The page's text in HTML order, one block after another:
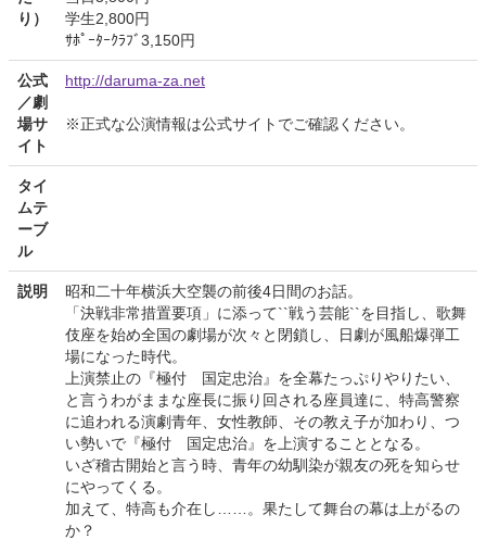
り）
学生2,800円
ｻﾎﾟｰﾀｰｸﾗﾌﾞ3,150円
公式
／劇
場サ
イト
http://daruma-za.net
※正式な公演情報は公式サイトでご確認ください。
タイ
ムテ
ーブ
ル
説明
昭和二十年横浜大空襲の前後4日間のお話。
「決戦非常措置要項」に添って``戦う芸能``を目指し、歌舞
伎座を始め全国の劇場が次々と閉鎖し、日劇が風船爆弾工
場になった時代。
上演禁止の『極付 国定忠治』を全幕たっぷりやりたい、
と言うわがままな座長に振り回される座員達に、特高警察
に追われる演劇青年、女性教師、その教え子が加わり、つ
い勢いで『極付 国定忠治』を上演することとなる。
いざ稽古開始と言う時、青年の幼馴染が親友の死を知らせ
にやってくる。
加えて、特高も介在し……。果たして舞台の幕は上がるの
か？